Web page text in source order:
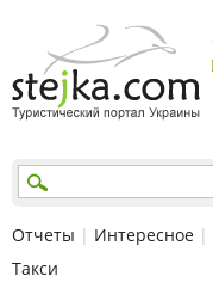
Отчеты | Интересное |
Такси